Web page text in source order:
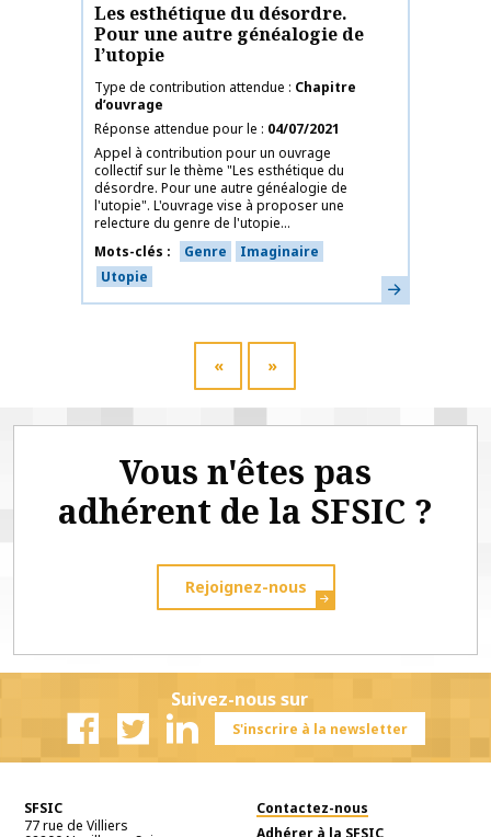
Les esthétique du désordre.
Pour une autre généalogie de
l’utopie
Type de contribution attendue
Chapitre
d’ouvrage
Réponse attendue pour le
04/07/2021
Appel à contribution pour un ouvrage
collectif sur le thème "Les esthétique du
désordre. Pour une autre généalogie de
l'utopie". L'ouvrage vise à proposer une
relecture du genre de l'utopie...
Mots-clés
Genre
Imaginaire
Utopie
En savoir plus
« »
Vous n'êtes pas
adhérent de la SFSIC ?
Rejoignez-nous
Suivez-nous sur
S'inscrire à la newsletter
SFSIC
77 rue de Villiers
Contactez-nous